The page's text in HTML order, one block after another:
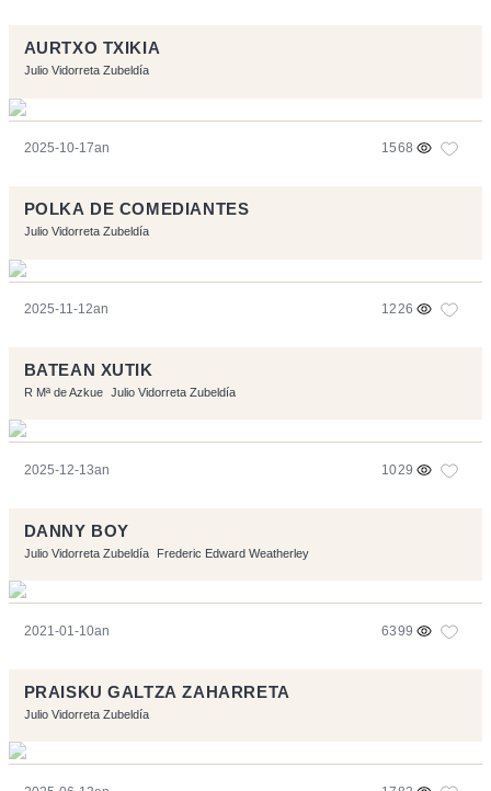
AURTXO TXIKIA
Julio Vidorreta Zubeldía
2025-10-17an 1568
POLKA DE COMEDIANTES
Julio Vidorreta Zubeldía
2025-11-12an 1226
BATEAN XUTIK
R Mª de Azkue Julio Vidorreta Zubeldía
2025-12-13an 1029
DANNY BOY
Julio Vidorreta Zubeldía Frederic Edward Weatherley
2021-01-10an 6399
PRAISKU GALTZA ZAHARRETA
Julio Vidorreta Zubeldía